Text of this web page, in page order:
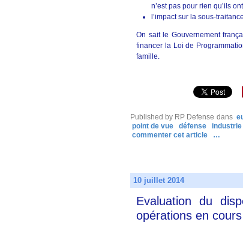
n’est pas pour rien qu’ils
l’impact sur la sous-
On sait le Gouvernement
financer la Loi de
famille.
Published by RP Defense dans
point de vue
défense
industrie
commenter cet article
…
10 juillet 2014
Evaluation du
opérations en